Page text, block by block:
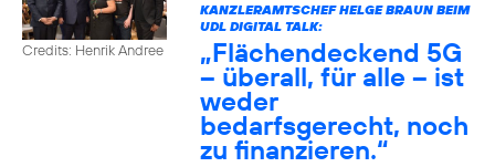
Credits: Henrik Andree
KANZLERAMTSCHEF HELGE BRAUN BEIM
UDL DIGITAL TALK:
„Flächendeckend 5G
– überall, für alle – ist
weder
bedarfsgerecht, noch
zu finanzieren.“